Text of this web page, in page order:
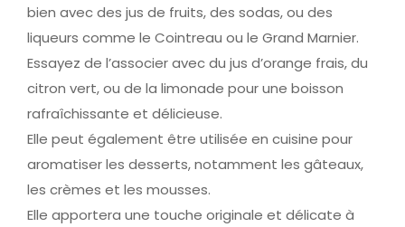
bien avec des jus de fruits, des sodas, ou des
liqueurs comme le Cointreau ou le Grand Marnier.
Essayez de l’associer avec du jus d’orange frais, du
citron vert, ou de la limonade pour une boisson
rafraîchissante et délicieuse.
Elle peut également être utilisée en cuisine pour
aromatiser les desserts, notamment les gâteaux,
les crèmes et les mousses.
Elle apportera une touche originale et délicate à